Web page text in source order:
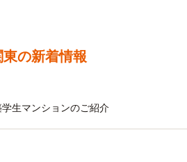
東の新着情報
生マンションのご紹介